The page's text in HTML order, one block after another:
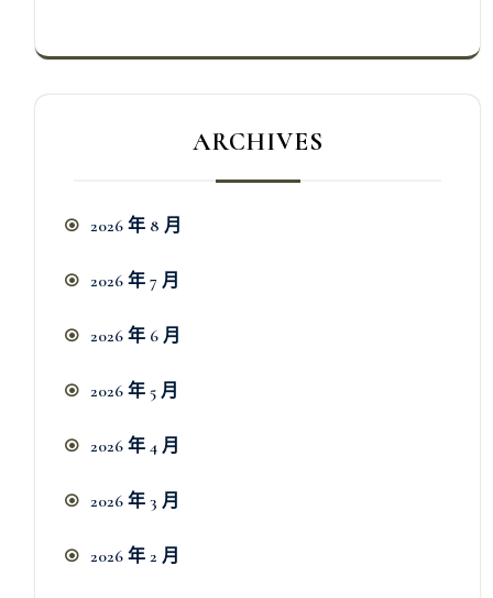
ARCHIVES
2026 年 8 月
2026 年 7 月
2026 年 6 月
2026 年 5 月
2026 年 4 月
2026 年 3 月
2026 年 2 月